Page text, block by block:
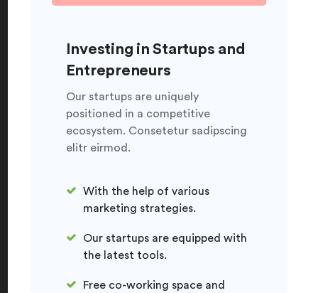
Investing in Startups and
Entrepreneurs
Our startups are uniquely
positioned in a competitive
ecosystem. Consetetur sadipscing
elitr eirmod.
With the help of various
marketing strategies.
Our startups are equipped with
the latest tools.
Free co-working space and